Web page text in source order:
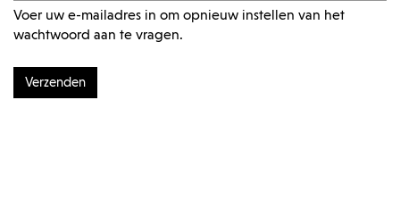
Voer uw e-mailadres in om opnieuw instellen van het
wachtwoord aan te vragen.
Verzenden